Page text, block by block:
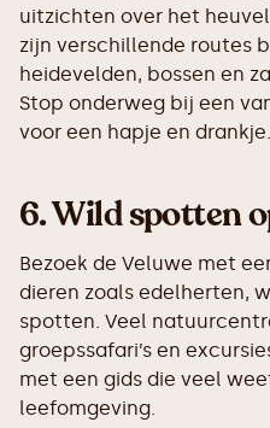
uitzichten over het
zijn verschillende routes
heidevelden, bossen en
Stop onderweg bij een
voor een hapje en drankje.
6.Wild spotten
Bezoek de Veluwe met
dieren zoals edelherten,
spotten. Veel
groepssafari’s en
met een gids die veel
leefomgeving.